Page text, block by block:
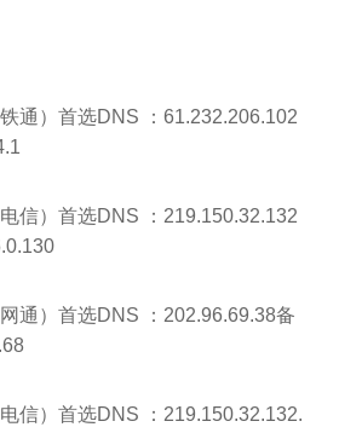
通）首选DNS ：61.232.206.102
信）首选DNS ：219.150.32.132
通）首选DNS ：202.96.69.38备
信）首选DNS ：219.150.32.132.